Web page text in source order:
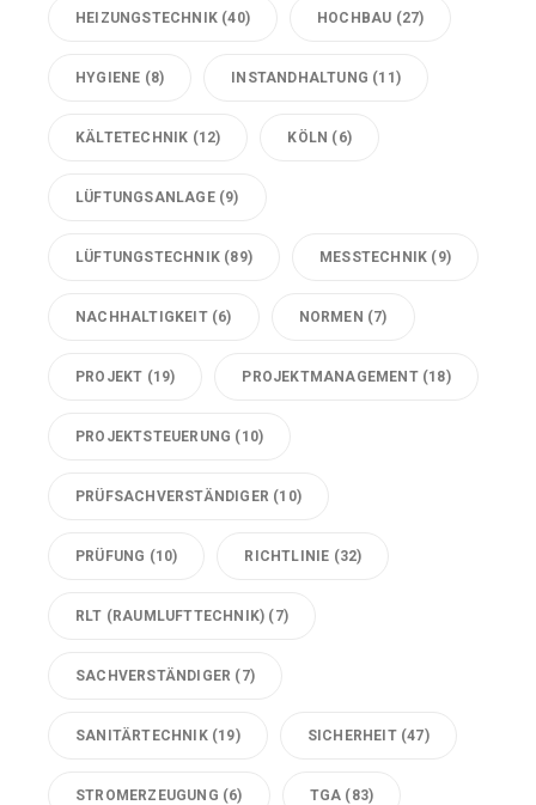
HEIZUNGSTECHNIK (40) HOCHBAU (27)
HYGIENE (8) INSTANDHALTUNG (11)
KÄLTETECHNIK (12) KÖLN (6)
LÜFTUNGSANLAGE(9)
LÜFTUNGSTECHNIK (89) MESSTECHNIK (9)
NACHHALTIGKEIT(6) NORMEN (7)
PROJEKT (19) PROJEKTMANAGEMENT(18)
PROJEKTSTEUERUNG (10)
PRÜFSACHVERSTÄNDIGER (10)
PRÜFUNG (10) RICHTLINIE (32)
RLT (RAUMLUFTTECHNIK) (7)
SACHVERSTÄNDIGER (7)
SANITÄRTECHNIK(19) SICHERHEIT(47)
STROMERZEUGUNG (6) TGA (83)